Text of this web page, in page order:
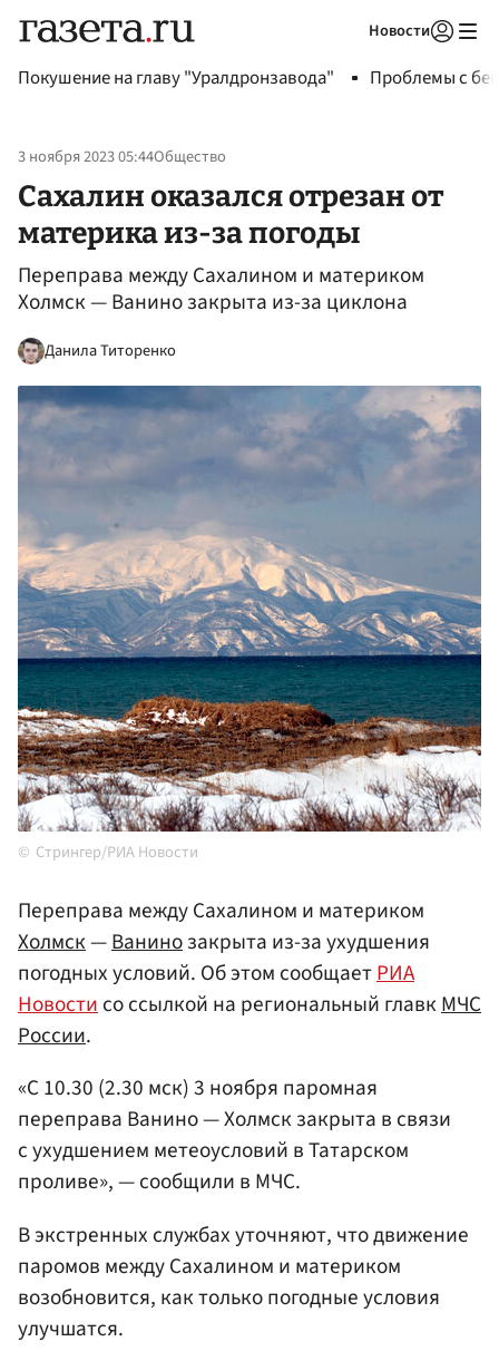
Новости
Покушение на главу "Уралдронзавода" Проблемы с
3 ноября 2023 05:44Общество
Сахалин оказался отрезан от
материка из-за погоды
Переправа между Сахалином и материком
Холмск — Ванино закрыта из-за циклона
Данила Титоренко
Стрингер/РИА Новости
Переправа между Сахалином и материком
Холмск—Ванинозакрыта из-за ухудшения
погодных условий. Об этом сообщаетРИА
Новостисо ссылкой на региональный главкМЧС
России.
«С 10.30 (2.30 мск) 3 ноября паромная
переправа Ванино — Холмск закрыта в связи
с ухудшением метеоусловий в Татарском
проливе», — сообщили в МЧС.
В экстренных службах уточняют, что движение
паромов между Сахалином и материком
возобновится, как только погодные условия
улучшатся.